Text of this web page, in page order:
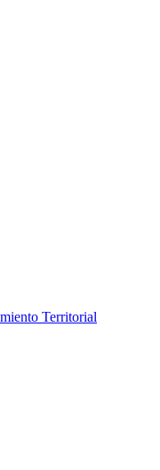
Territorial